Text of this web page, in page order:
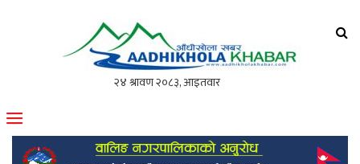
मोफसलकै लोकप्रिय अनलाइन पत्रिका